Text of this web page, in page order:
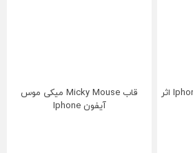
قاب گل آفتابگردان آیفون Iphone اثر
قاب Micky Mouse میکی موس
آیفون Iphone